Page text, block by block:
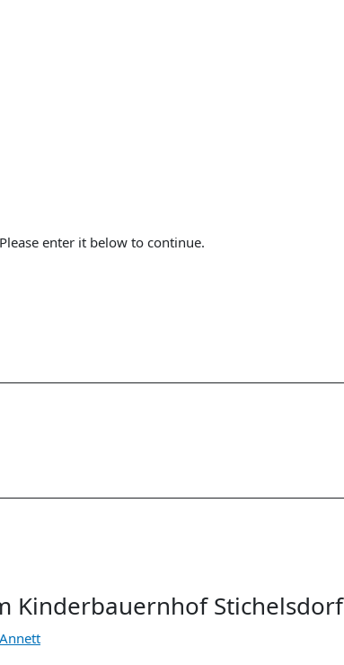
enter it below to continue.
Kinderbauernhof Stichelsdorf
Annett